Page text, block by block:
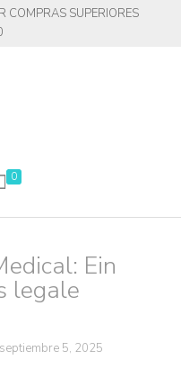
COMPRAS SUPERIORES
0
Ein
legale
septiembre 5, 2025